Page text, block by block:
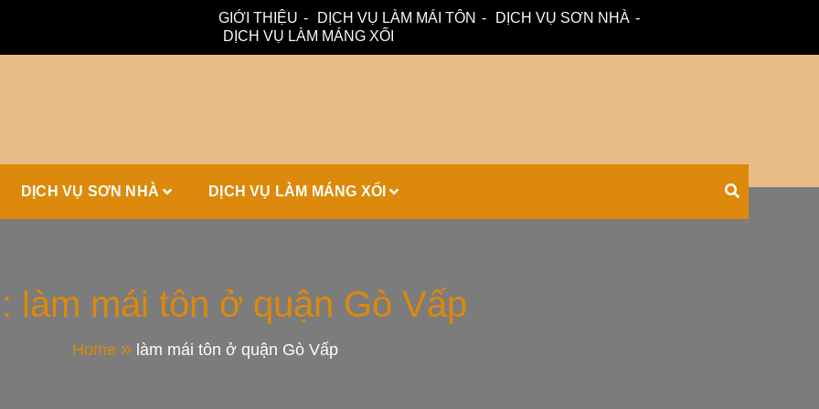
GIỚI THIỆU DỊCH VỤ LÀM MÁI TÔN
DỊCH VỤ SƠN NHÀ
DỊCH VỤ LÀM MÁNG XỐI
Tôn, Máng Xối Chuyên
DỊCH VỤ SƠN NHÀ DỊCH VỤ LÀM MÁNG XỐI
làm mái tôn ở quận Gò Vấp
Home làm mái tôn ở quận Gò Vấp